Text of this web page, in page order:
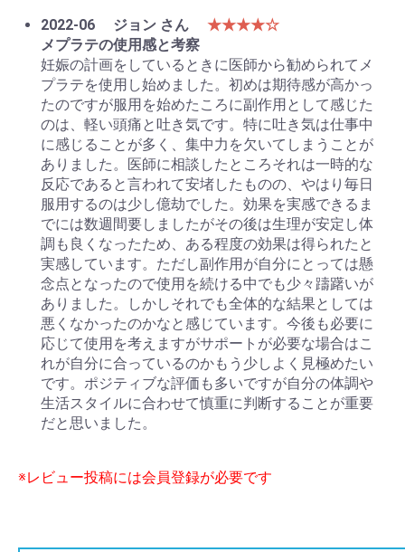
2022-06
ジョン さん
★★★★☆
メプラテの使用感と考察
妊娠の計画をしているときに医師から勧められてメ
プラテを使用し始めました。初めは期待感が高かっ
たのですが服用を始めたころに副作用として感じた
のは、軽い頭痛と吐き気です。特に吐き気は仕事中
に感じることが多く、集中力を欠いてしまうことが
ありました。医師に相談したところそれは一時的な
反応であると言われて安堵したものの、やはり毎日
服用するのは少し億劫でした。効果を実感できるま
でには数週間要しましたがその後は生理が安定し体
調も良くなったため、ある程度の効果は得られたと
実感しています。ただし副作用が自分にとっては懸
念点となったので使用を続ける中でも少々躊躇いが
ありました。しかしそれでも全体的な結果としては
悪くなかったのかなと感じています。今後も必要に
応じて使用を考えますがサポートが必要な場合はこ
れが自分に合っているのかもう少しよく見極めたい
です。ポジティブな評価も多いですが自分の体調や
生活スタイルに合わせて慎重に判断することが重要
だと思いました。
※レビュー投稿には会員登録が必要です